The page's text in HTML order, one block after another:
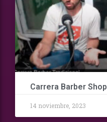
Carrera Barber Shop
14 noviembre, 2023